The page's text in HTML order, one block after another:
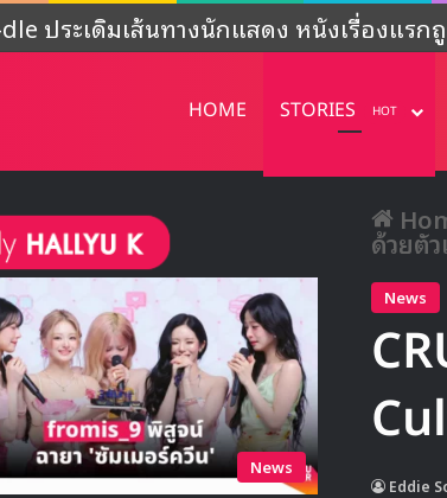
ชี้แจงกิจกรรมของ NewJeans ‘ยังไม่ชัดเ
HOME STORIES HOT
ด้วยตัว
News
Eddie
News